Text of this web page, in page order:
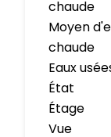
chaude
Moyen
chaude
Eaux
État
Étage
Vue